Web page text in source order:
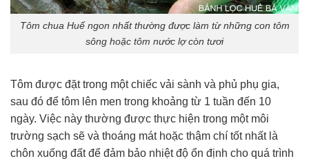
Tôm chua Huế ngon nhất thường được làm từ những con tôm
sông hoặc tôm nước lợ còn tươi
Tôm được đặt trong một chiếc vải sành và phủ phụ gia,
sau đó để tôm lên men trong khoảng từ 1 tuần đến 10
ngày. Việc này thường được thực hiện trong một môi
trường sạch sẽ và thoáng mát hoặc thậm chí tốt nhất là
chôn xuống đất để đảm bảo nhiệt độ ổn định cho quá trình